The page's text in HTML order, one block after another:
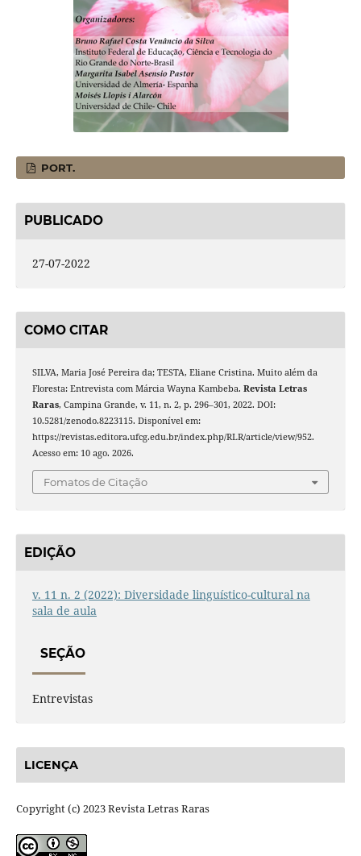
PORT.
PUBLICADO
27-07-2022
COMO CITAR
SILVA, Maria José Pereira da; TESTA, Eliane Cristina. Muito além da
Floresta: Entrevista com Márcia Wayna Kambeba. Revista Letras
Raras, Campina Grande, v. 11, n. 2, p. 296–301, 2022. DOI:
10.5281/zenodo.8223115. Disponível em:
https://revistas.editora.ufcg.edu.br/index.php/RLR/article/view/952.
Acesso em: 10 ago. 2026.
Fomatos de Citação
EDIÇÃO
v. 11 n. 2 (2022): Diversidade linguístico-cultural na
sala de aula
SEÇÃO
Entrevistas
LICENÇA
Copyright (c) 2023 Revista Letras Raras